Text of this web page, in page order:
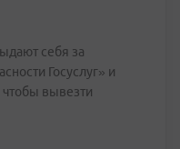
себя за
Госуслуг» и
чтобы вывезти